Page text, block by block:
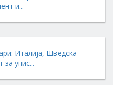
и...
Италија, Шведска -
за упис...